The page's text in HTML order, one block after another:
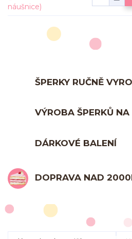
ŠPERKY RUČNĚ
VÝROBA ŠPERKŮ NA
DÁRKOVÉ BALENÍ
DOPRAVA NAD